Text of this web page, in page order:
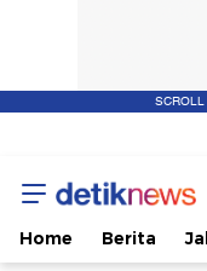
Home Berita